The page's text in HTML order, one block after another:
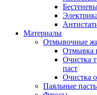
Материалы
Отмывочные
Отмывка
Очистка
паст
Очистка
Паяльные